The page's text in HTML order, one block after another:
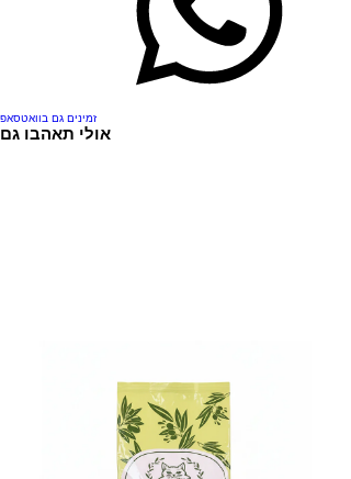
זמינים גם בוואטסאפ
אולי תאהבו גם